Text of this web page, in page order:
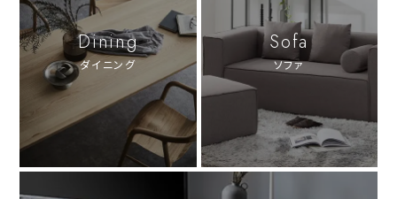
Dining
ダイニング
Sofa
ソファ